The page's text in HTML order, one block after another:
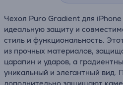
Чехол Puro Gradient для iPhone
идеальную защиту и
стиль и функциональность.
из прочных материалов,
царапин и ударов, а
уникальный и элегантный вид.